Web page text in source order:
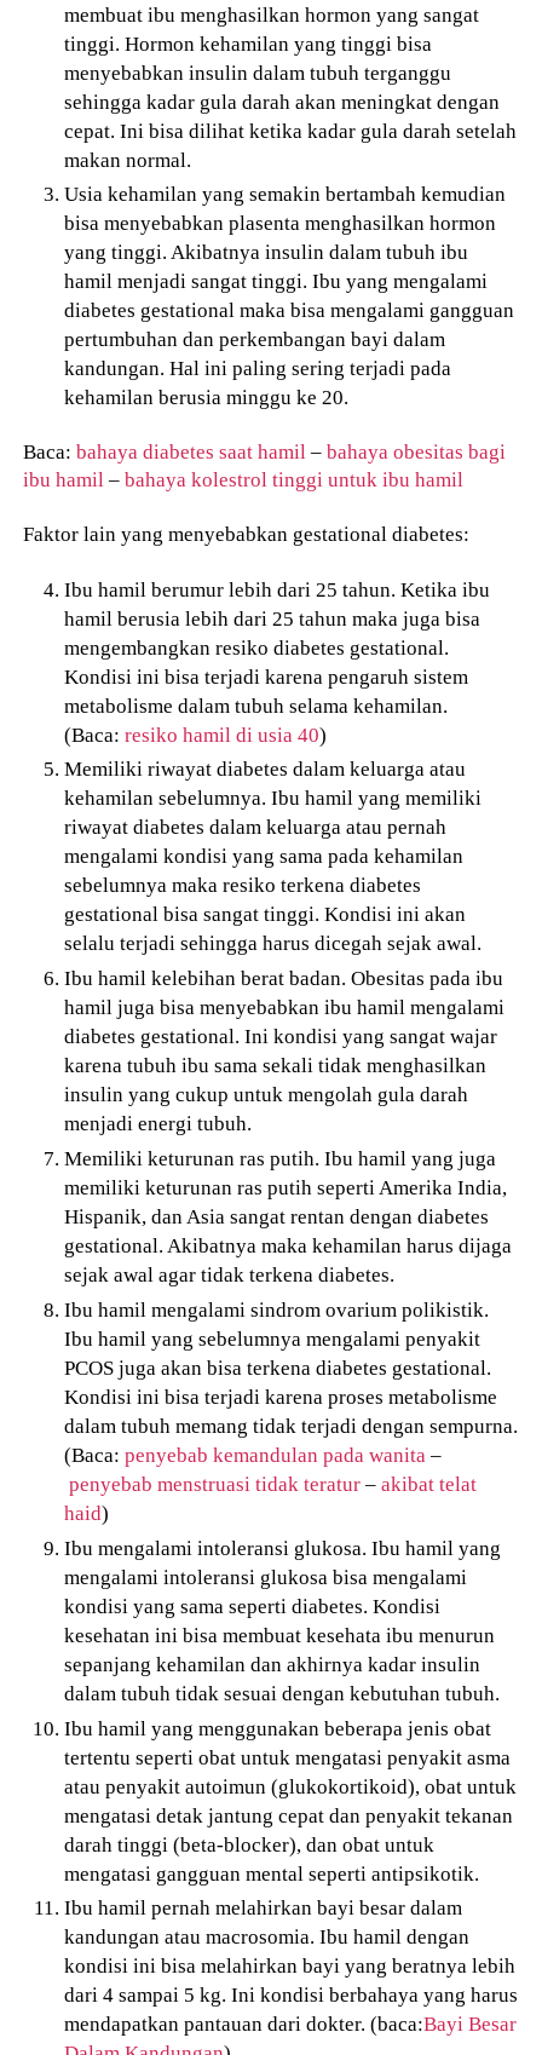
membuat ibu menghasilkan hormon yang sangat
tinggi. Hormon kehamilan yang tinggi bisa
menyebabkan insulin dalam tubuh terganggu
sehingga kadar gula darah akan meningkat dengan
cepat. Ini bisa dilihat ketika kadar gula darah setelah
makan normal.
Usia kehamilan yang semakin bertambah kemudian
bisa menyebabkan plasenta menghasilkan hormon
yang tinggi. Akibatnya insulin dalam tubuh ibu
hamil menjadi sangat tinggi. Ibu yang mengalami
diabetes gestational maka bisa mengalami gangguan
pertumbuhan dan perkembangan bayi dalam
kandungan. Hal ini paling sering terjadi pada
kehamilan berusia minggu ke 20.
Baca:bahaya diabetes saat hamil –bahaya obesitas bagi
ibu hamil –bahaya kolestrol tinggi untuk ibu hamil
Faktor lain yang menyebabkan gestational diabetes:
Ibu hamil berumur lebih dari 25 tahun. Ketika ibu
hamil berusia lebih dari 25 tahun maka juga bisa
mengembangkan resiko diabetes gestational.
Kondisi ini bisa terjadi karena pengaruh sistem
metabolisme dalam tubuh selama kehamilan.
(Baca:resiko hamil di usia 40)
Memiliki riwayat diabetes dalam keluarga atau
kehamilan sebelumnya. Ibu hamil yang memiliki
riwayat diabetes dalam keluarga atau pernah
mengalami kondisi yang sama pada kehamilan
sebelumnya maka resiko terkena diabetes
gestational bisa sangat tinggi. Kondisi ini akan
selalu terjadi sehingga harus dicegah sejak awal.
Ibu hamil kelebihan berat badan. Obesitas pada ibu
hamil juga bisa menyebabkan ibu hamil mengalami
diabetes gestational. Ini kondisi yang sangat wajar
karena tubuh ibu sama sekali tidak menghasilkan
insulin yang cukup untuk mengolah gula darah
menjadi energi tubuh.
Memiliki keturunan ras putih. Ibu hamil yang juga
memiliki keturunan ras putih seperti Amerika India,
Hispanik, dan Asia sangat rentan dengan diabetes
gestational. Akibatnya maka kehamilan harus dijaga
sejak awal agar tidak terkena diabetes.
Ibu hamil mengalami sindrom ovarium polikistik.
Ibu hamil yang sebelumnya mengalami penyakit
PCOS juga akan bisa terkena diabetes gestational.
Kondisi ini bisa terjadi karena proses metabolisme
dalam tubuh memang tidak terjadi dengan sempurna.
(Baca:penyebab kemandulan pada wanita –
penyebab menstruasi tidak teratur –akibat telat
haid)
Ibu mengalami intoleransi glukosa. Ibu hamil yang
mengalami intoleransi glukosa bisa mengalami
kondisi yang sama seperti diabetes. Kondisi
kesehatan ini bisa membuat kesehata ibu menurun
sepanjang kehamilan dan akhirnya kadar insulin
dalam tubuh tidak sesuai dengan kebutuhan tubuh.
Ibu hamil yang menggunakan beberapa jenis obat
tertentu seperti obat untuk mengatasi penyakit asma
atau penyakit autoimun (glukokortikoid), obat untuk
mengatasi detak jantung cepat dan penyakit tekanan
darah tinggi (beta-blocker), dan obat untuk
mengatasi gangguan mental seperti antipsikotik.
Ibu hamil pernah melahirkan bayi besar dalam
kandungan atau macrosomia. Ibu hamil dengan
kondisi ini bisa melahirkan bayi yang beratnya lebih
dari 4 sampai 5 kg. Ini kondisi berbahaya yang harus
mendapatkan pantauan dari dokter. (baca:Bayi Besar